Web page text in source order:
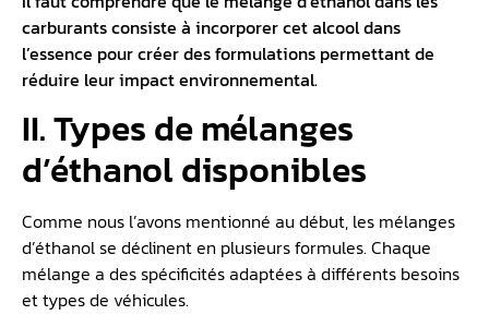
carburants consiste à incorporer cet alcool dans
l’essence pour créer des formulations permettant de
réduire leur impact environnemental.
II. Types de mélanges
d’éthanol disponibles
Comme nous l’avons mentionné au début, les mélanges
d’éthanol se déclinent en plusieurs formules. Chaque
mélange a des spécificités adaptées à différents besoins
et types de véhicules.